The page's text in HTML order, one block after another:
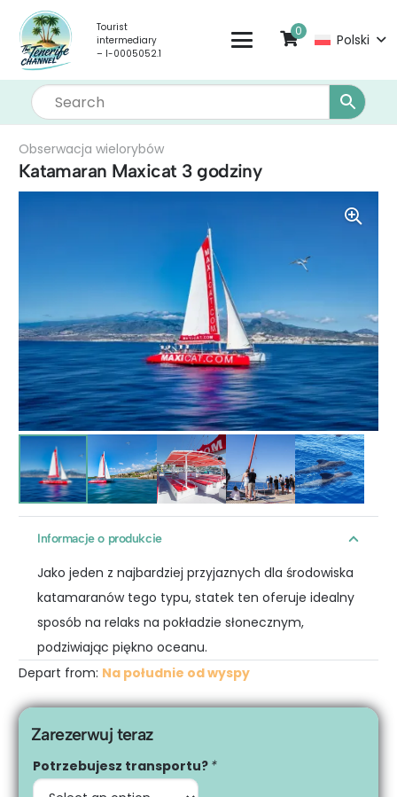
Tourist
intermediary
– I-0005052.1
0
Polski
Obserwacja wielorybów
Katamaran Maxicat 3 godziny
Informacje o produkcie
Jako jeden z najbardziej przyjaznych dla środowiska
katamaranów tego typu, statek ten oferuje idealny
sposób na relaks na pokładzie słonecznym,
podziwiając piękno oceanu.
Depart from: Na południe od wyspy
Zarezerwuj teraz
Potrzebujesz transportu? *